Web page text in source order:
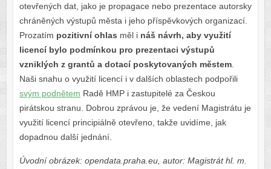
otevřených dat, jako je propagace nebo prezentace autorsky
chráněných výstupů města i jeho příspěvkových organizací.
Prozatím pozitivní ohlas měl i náš návrh, aby využití
licencí bylo podmínkou pro prezentaci výstupů
vzniklých z grantů a dotací poskytovaných městem.
Naši snahu o využití licencí i v dalších oblastech podpořili
svým podnětem Radě HMP i zastupitelé za Českou
pirátskou stranu. Dobrou zprávou je, že vedení Magistrátu je
využití licencí principiálně otevřeno, takže uvidíme, jak
dopadnou další jednání.
Úvodní obrázek: opendata.praha.eu, autor: Magistrát hl. m.